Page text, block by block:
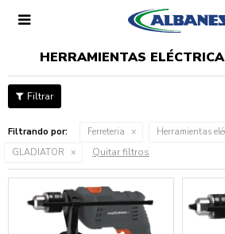

HERRAMIENTAS
Filtrando por: Ferreteria
Herramientas
GLADIATOR
Quitar filtros